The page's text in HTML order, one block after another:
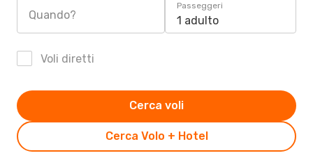
Quando?
Passeggeri
1 adulto
Voli diretti
Cerca Volo + Hotel
Cerca voli